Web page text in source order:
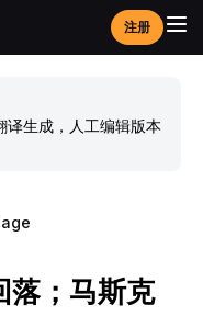
注册
译生成，人工编辑版本
落；马斯克